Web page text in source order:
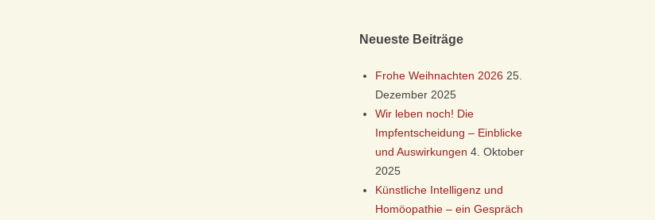
Neueste Beiträge
Frohe Weihnachten 2026 25.
Dezember 2025
Wir leben noch! Die
Impfentscheidung – Einblicke
und Auswirkungen 4. Oktober
2025
Künstliche Intelligenz und
Homöopathie – ein Gespräch